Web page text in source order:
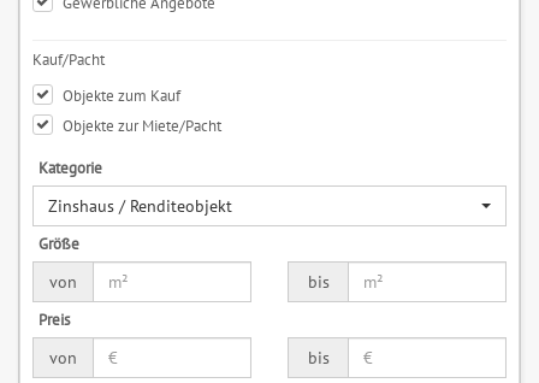
Kauf/Pacht
Objekte zum Kauf
Objekte zur Miete/Pacht
Kategorie
Zinshaus / Renditeobjekt
Größe
von
bis
Preis
von
bis